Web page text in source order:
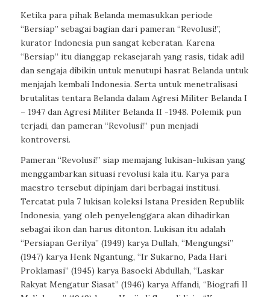
Ketika para pihak Belanda memasukkan periode
“Bersiap” sebagai bagian dari pameran “Revolusi!”,
kurator Indonesia pun sangat keberatan. Karena
“Bersiap” itu dianggap rekasejarah yang rasis, tidak adil
dan sengaja dibikin untuk menutupi hasrat Belanda untuk
menjajah kembali Indonesia. Serta untuk menetralisasi
brutalitas tentara Belanda dalam Agresi Militer Belanda I
– 1947 dan Agresi Militer Belanda II -1948. Polemik pun
terjadi, dan pameran “Revolusi!” pun menjadi
kontroversi.
Pameran “Revolusi!” siap memajang lukisan-lukisan yang
menggambarkan situasi revolusi kala itu. Karya para
maestro tersebut dipinjam dari berbagai institusi.
Tercatat pula 7 lukisan koleksi Istana Presiden Republik
Indonesia, yang oleh penyelenggara akan dihadirkan
sebagai ikon dan harus ditonton. Lukisan itu adalah
“Persiapan Gerilya” (1949) karya Dullah, “Mengungsi”
(1947) karya Henk Ngantung, “Ir Sukarno, Pada Hari
Proklamasi” (1945) karya Basoeki Abdullah, “Laskar
Rakyat Mengatur Siasat” (1946) karya Affandi, “Biografi II